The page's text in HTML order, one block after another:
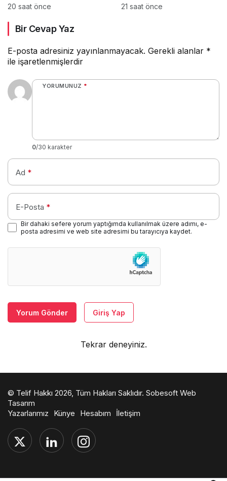
Havalimanı küresel
20 saat önce
sıradaki yerini korudu
21 saat önce
Bir Cevap Yaz
E-posta adresiniz yayınlanmayacak. Gerekli alanlar *
ile işaretlenmişlerdir
YORUMUNUZ *
0/30 karakter
Ad *
E-Posta *
Bir dahaki sefere yorum yaptığımda kullanılmak üzere adımı, e-
posta adresimi ve web site adresimi bu tarayıcıya kaydet.
Yorum Gönder Giriş Yap
Tekrar deneyiniz.
© Telif Hakkı 2026, Tüm Hakları Saklıdır. Sobesoft Web
Tasarım
Yazarlarımız
Künye Hesabım İletişim